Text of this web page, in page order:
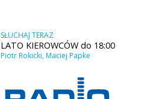
SŁUCHAJ TERAZ
LATO KIEROWCÓW do 18:00
Piotr Rokicki, Maciej Papke